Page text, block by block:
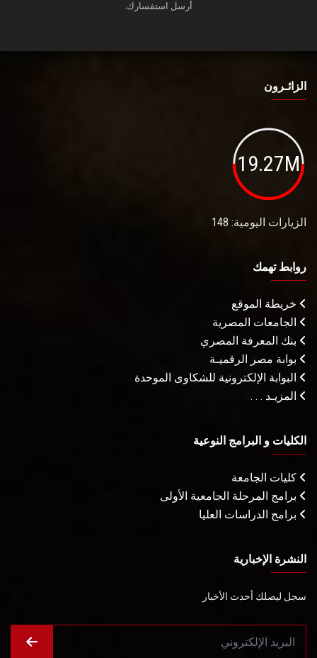
أرسل استفسارك.
الزائـرون
19.27M
الزيارات اليومية: 148
روابط تهمك
خريطة الموقع
الجامعات المصرية
بنك المعرفة المصري
بوابة مصر الرقميـة
البوابة الإلكترونية للشكاوى الموحدة
المزيـد . . .
الكليات و البرامج النوعية
كليات الجامعة
برامج المرحلة الجامعية الأولى
برامج الدراسات العليا
النشرة الإخبارية
سجل ليصلك أحدث الأخبار